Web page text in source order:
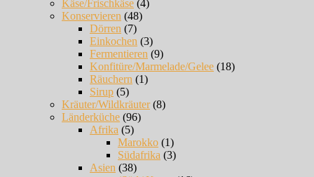
Käse/Frischkäse (4)
Konservieren (48)
Dörren (7)
Einkochen (3)
Fermentieren (9)
Konfitüre/Marmelade/Gelee (18)
Räuchern (1)
Sirup (5)
Kräuter/Wildkräuter(8)
Länderküche (96)
Afrika (5)
Marokko (1)
Südafrika (3)
Asien (38)